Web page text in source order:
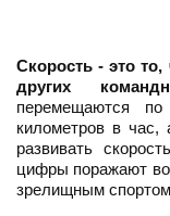
Скорость - это
других
перемещаются
километров в
развивать
цифры поражают
зрелищным